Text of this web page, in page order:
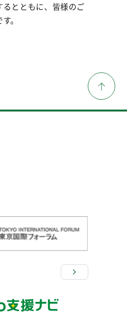
とともに、皆様のご
。